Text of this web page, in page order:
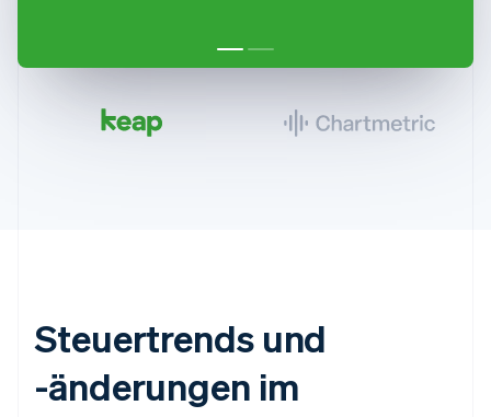
Steuertrends und
-änderungen im